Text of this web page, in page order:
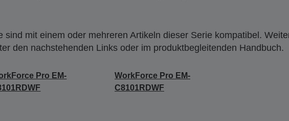
sind mit einem oder mehreren Artikeln dieser Serie kompatibel.
den nachstehenden Links oder im produktbegleitenden Handbuch.
Pro EM-
WorkForce Pro EM-
C8101RDWF